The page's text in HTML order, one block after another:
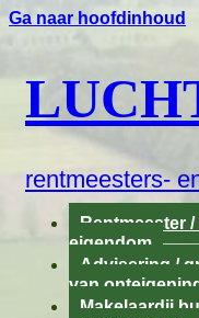
Ga naar hoofdinhoud
rentmeesters-
Rentmeester
eigendom
Advisering /
van
Makelaardij